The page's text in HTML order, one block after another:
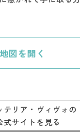
地図を開く
テリア・ヴィヴォの
式サイトを見る